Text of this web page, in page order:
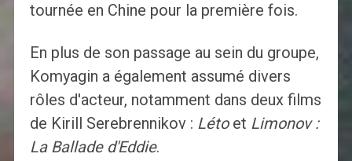
tournée en Chine pour la première fois.
En plus de son passage au sein du groupe,
Komyagin a également assumé divers
rôles d'acteur, notamment dans deux films
de Kirill Serebrennikov : Létoet Limonov :
La Ballade d'Eddie.